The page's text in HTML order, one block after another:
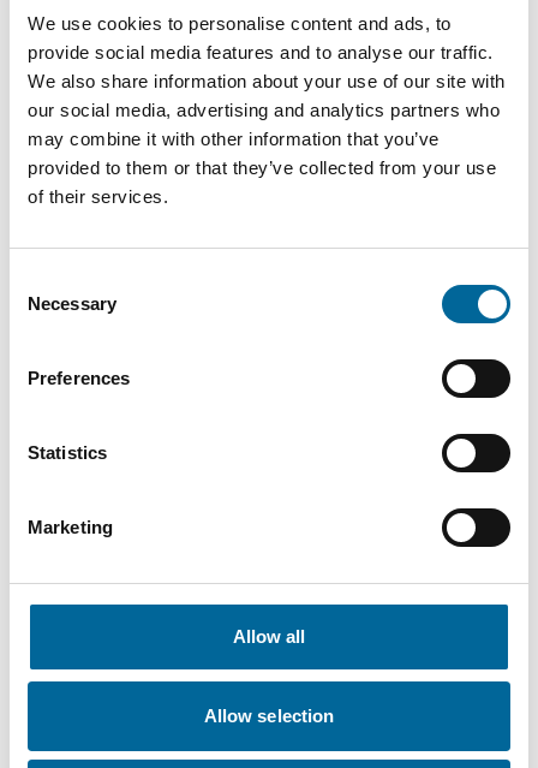
We use cookies to personalise content and ads, to
provide social media features and to analyse our traffic.
We also share information about your use of our site with
our social media, advertising and analytics partners who
may combine it with other information that you’ve
provided to them or that they’ve collected from your use
of their services.
Selection
Necessary
Preferences
Statistics
Marketing
Allow all
Allow selection
therese.gill@amokabel.com
Salesperson / KAM
krister.turesson@amokabel.com